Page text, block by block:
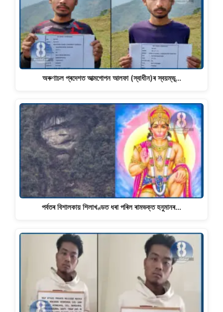
অৰুণাচল প্ৰদেশত আত্মগোপন আলফা (স্বাধীন)ৰ স্বয়ম্ভূ…
পৰ্বতৰ বিশালকায় শিলাখণ্ডত ধৰা পৰিল ৰামভক্ত হনুমানৰ…